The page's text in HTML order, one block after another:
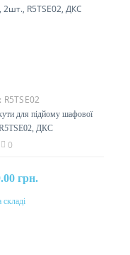
R5TSE02
для підйому шафової
ДКС
0
грн.